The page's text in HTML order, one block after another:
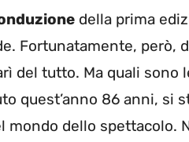
della prima
Fortunatamente, però,
del tutto. Ma quali sono
quest’anno 86 anni, si
mondo dello spettacolo.